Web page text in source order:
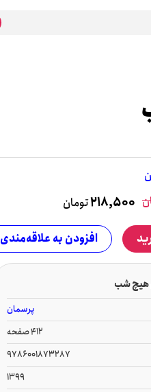
218,500تومان
افزودن به علاقه‌مندی
هیچ شب
پرسمان
412 صفحه
9786001873287
1399